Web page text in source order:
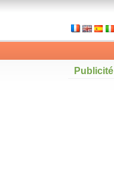
Publicité